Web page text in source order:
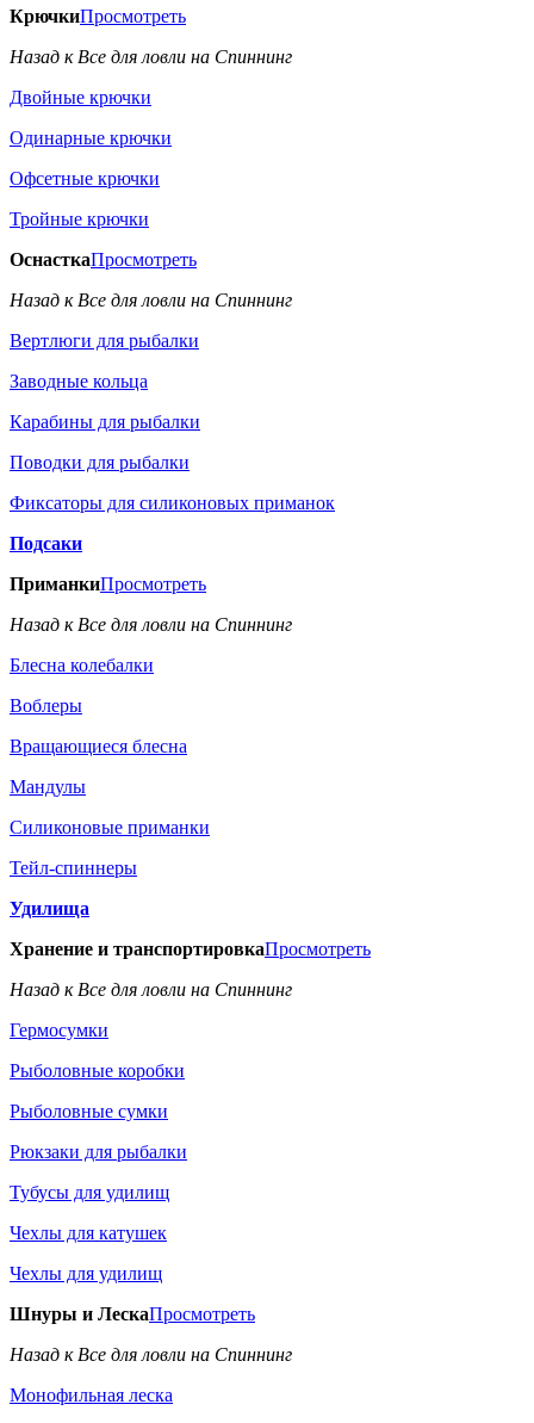
КрючкиПросмотреть
Назад к Все для ловли на Спиннинг
Двойные крючки
Одинарные крючки
Офсетные крючки
Тройные крючки
ОснасткаПросмотреть
Назад к Все для ловли на Спиннинг
Вертлюги для рыбалки
Заводные кольца
Карабины для рыбалки
Поводки для рыбалки
Фиксаторы для силиконовых приманок
Подсаки
ПриманкиПросмотреть
Назад к Все для ловли на Спиннинг
Блесна колебалки
Воблеры
Вращающиеся блесна
Мандулы
Силиконовые приманки
Тейл-спиннеры
Удилища
Хранение и транспортировкаПросмотреть
Назад к Все для ловли на Спиннинг
Гермосумки
Рыболовные коробки
Рыболовные сумки
Рюкзаки для рыбалки
Тубусы для удилищ
Чехлы для катушек
Чехлы для удилищ
Шнуры и ЛескаПросмотреть
Назад к Все для ловли на Спиннинг
Монофильная леска